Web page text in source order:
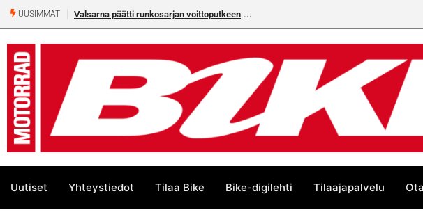
UUSIMMAT Valsarna päätti runkosarjan voittoputkeen
Uutiset Yhteystiedot Tilaa Bike Bike-digilehti Tilaajapalvelu